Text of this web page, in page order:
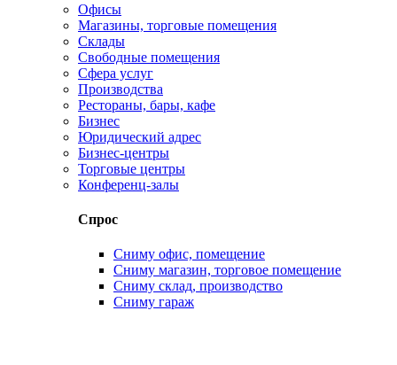
Офисы
Магазины, торговые помещения
Склады
Свободные помещения
Сфера услуг
Производства
Рестораны, бары, кафе
Бизнес
Юридический адрес
Бизнес-центры
Торговые центры
Конференц-залы
Спрос
Сниму офис, помещение
Сниму магазин, торговое помещение
Сниму склад, производство
Сниму гараж